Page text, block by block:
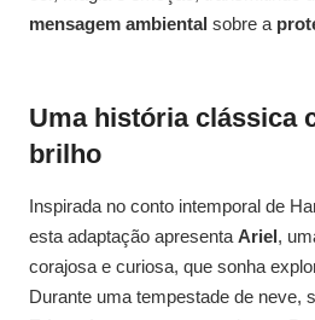
mensagem ambiental sobre a
Uma história clássica
brilho
Inspirada no conto intemporal de
esta adaptação apresenta Ariel,
corajosa e curiosa, que sonha
Durante uma tempestade de neve,